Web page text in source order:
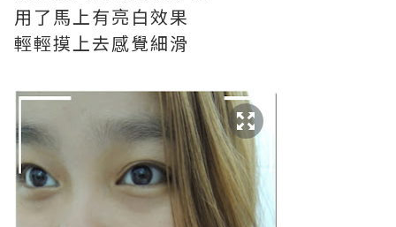
用了馬上有亮白效果
輕輕摸上去感覺細滑